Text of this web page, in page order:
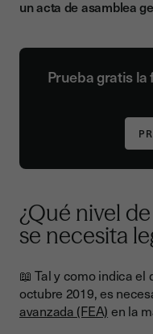
un acta de asamblea
Prueba gratis
¿Qué nivel
se necesita
📖 Tal y como indica el
octubre 2019, es
avanzada (FEA) en la